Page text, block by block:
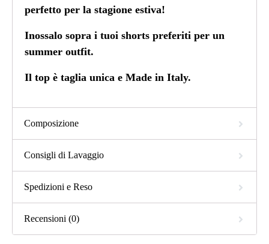
perfetto per la stagione estiva!
Inossalo sopra i tuoi shorts preferiti per un
summer outfit.
Il top è taglia unica e Made in Italy.
Composizione
Consigli di Lavaggio
Spedizioni e Reso
Recensioni (0)